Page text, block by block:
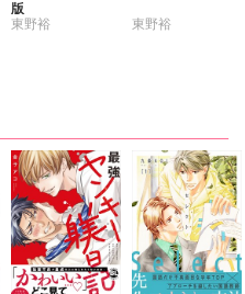
版
東野裕
東野裕